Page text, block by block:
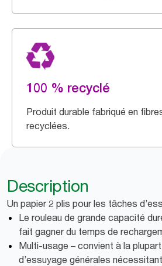
100 % recyclé
Produit durable fabriqué en
recyclées.
Description
Un papier 2 plis pour les tâches
Le rouleau de grande capacité
fait gagner du temps de
Multi-usage – convient à la
d’essuyage générales